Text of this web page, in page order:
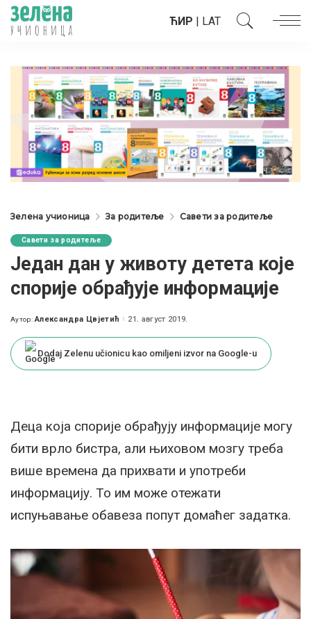
ЋИР | LAT
Зелена учионица За родитеље Савети за родитеље
Савети за родитеље
Један дан у животу детета које
спорије обрађује информације
Posted
Аутор: Александра Цвјетић 21. август 2019.
Dodaj Zelenu učionicu kao omiljeni izvor na Google-u
Деца која спорије обрађују информације могу
бити врло бистра, али њиховом мозгу треба
више времена да прихвати и употреби
информацију. То им може отежати
испуњавање обавеза попут домаћег задатка.